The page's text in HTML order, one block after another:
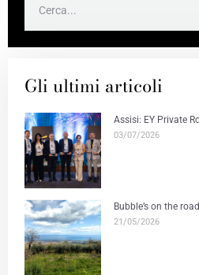
Gli ultimi articoli
Assisi: EY Private
03/07/2026
Bubble’s on the
21/05/2026